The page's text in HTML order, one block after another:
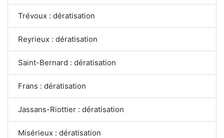
Trévoux : dératisation
Reyrieux : dératisation
Saint-Bernard : dératisation
Frans : dératisation
Jassans-Riottier : dératisation
Misérieux : dératisation